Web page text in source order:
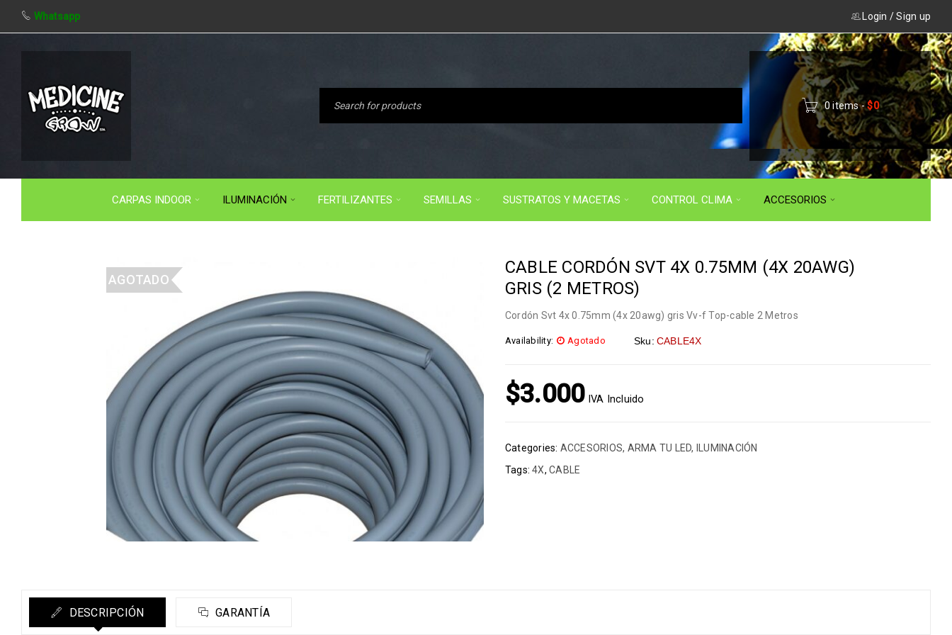
Whatsapp Login /Sign up
0 items - $0
CARPAS INDOOR ILUMINACIÓN FERTILIZANTES SEMILLAS SUSTRATOS Y MACETAS CONTROL CLIMA ACCESORIOS
AGOTADO
CABLE CORDÓN SVT 4X 0.75MM (4X 20AWG)
GRIS (2 METROS)
Cordón Svt 4x 0.75mm (4x 20awg) gris Vv-f Top-cable 2 Metros
Availability: Agotado Sku: CABLE4X
$3.000 IVA Incluido
Categories: ACCESORIOS, ARMA TU LED,
ILUMINACIÓN
Tags: 4X,CABLE
DESCRIPCIÓN GARANTÍA